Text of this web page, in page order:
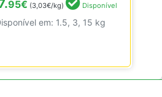
95€ (3,03€/kg) Disponível
em: 1.5, 3, 15 kg